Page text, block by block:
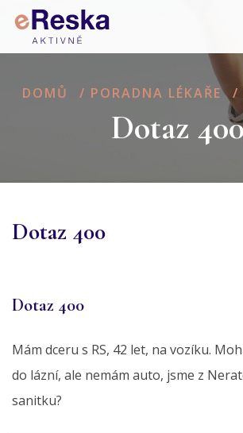
DOMŮ / PORADNA LÉKAŘE /
Dotaz
Dotaz 400
Dotaz 400
Mám dceru s RS, 42 let, na vozíku.
do lázní, ale nemám auto, jsme z
sanitku?